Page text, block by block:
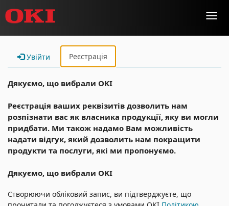
Увійти Реєстрація
Дякуємо, що вибрали OKI
Реєстрація ваших реквізитів дозволить нам
розпізнати вас як власника продукції, яку ви могли
придбати. Ми також надамо Вам можливість
надати відгук, який дозволить нам покращити
продукти та послуги, які ми пропонуємо.
Дякуємо, що вибрали OKI
Створюючи обліковий запис, ви підтверджуєте, що